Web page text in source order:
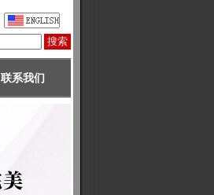
联系我们